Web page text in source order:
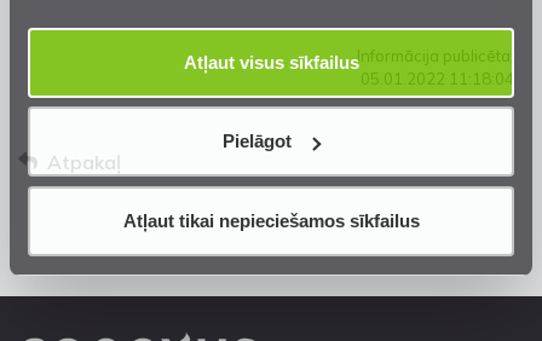
Atļaut visus sīkfailus
Pielāgot
Atļaut tikai nepieciešamos sīkfailus
Informācija publicēta:
05.01.2022 11:18:04
Atpakaļ